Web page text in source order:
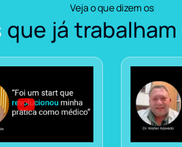
Veja o que dizem os
que já